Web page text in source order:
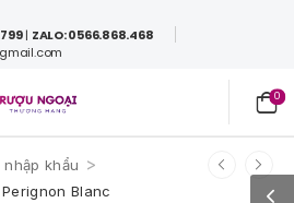
| ZALO: 0566.868.468
0
nhập khẩu >
Perignon Blanc